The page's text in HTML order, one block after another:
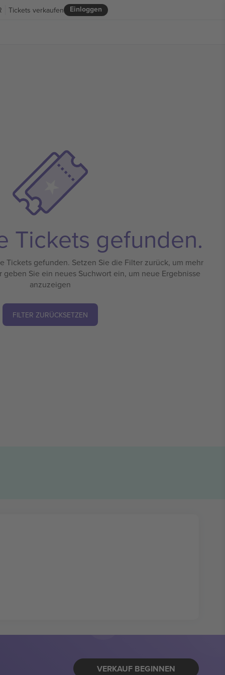
Einloggen
Tickets verkaufen
Tickets gefunden.
Tickets gefunden. Setzen Sie die Filter zurück, um mehr
Sie ein neues Suchwort ein, um neue Ergebnisse
anzuzeigen
FILTER ZURÜCKSETZEN
VERKAUF BEGINNEN